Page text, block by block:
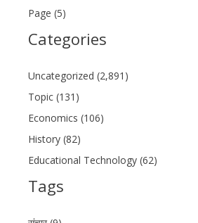
Page (5)
Categories
Uncategorized (2,891)
Topic (131)
Economics (106)
History (82)
Educational Technology (62)
Tags